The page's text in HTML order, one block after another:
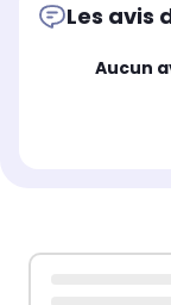
Les avis
Aucun